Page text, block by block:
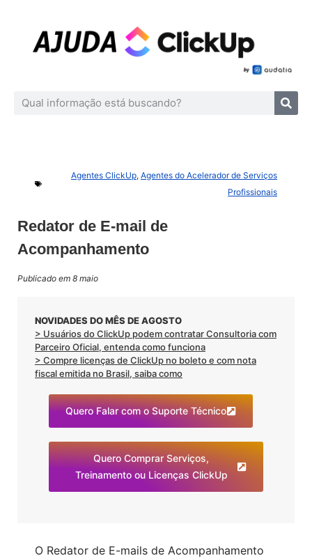
Agentes ClickUp, Agentes do Acelerador de Serviços
Profissionais
Redator de E-mail de
Acompanhamento
Publicado em 8 maio
NOVIDADES DO MÊS DE AGOSTO
> Usuários do ClickUp podem contratar Consultoria com
Parceiro Oficial, entenda como funciona
> Compre licenças de ClickUp no boleto e com nota
fiscal emitida no Brasil, saiba como
Quero Falar com o Suporte Técnico
Quero Comprar Serviços,
Treinamento ou Licenças ClickUp
O Redator de E-mails de Acompanhamento